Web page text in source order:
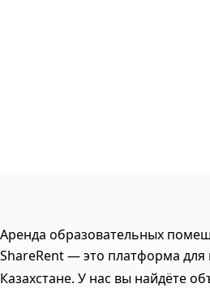
Аренда образовательных
ShareRent — это платформа
Казахстане. У нас вы найдёте